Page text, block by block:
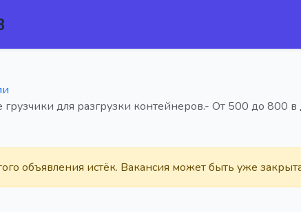
для разгрузки контейнеров.- От 500 до 800
объявления истёк. Вакансия может быть уже